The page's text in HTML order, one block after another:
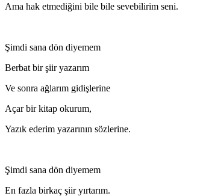
Ama hak etmediğini bile bile sevebilirim seni.
Şimdi sana dön diyemem
Berbat bir şiir yazarım
Ve sonra ağlarım gidişlerine
Açar bir kitap okurum,
Yazık ederim yazarının sözlerine.
Şimdi sana dön diyemem
En fazla birkaç şiir yırtarım.